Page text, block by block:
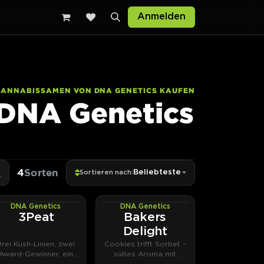
Anmelden
VON DNA GENETICS KAUFEN
Genetics
4Sorten Sortieren nach: Beliebteste
PHOTOFEM
DNA Genetics
3Peat
Kush-Linien, zwei
Award-Gewinner, ein
PHOTOFEM
DNA Genetics
Bakers
Delight
Cookies trifft Sorbet –
süßes Aroma mit